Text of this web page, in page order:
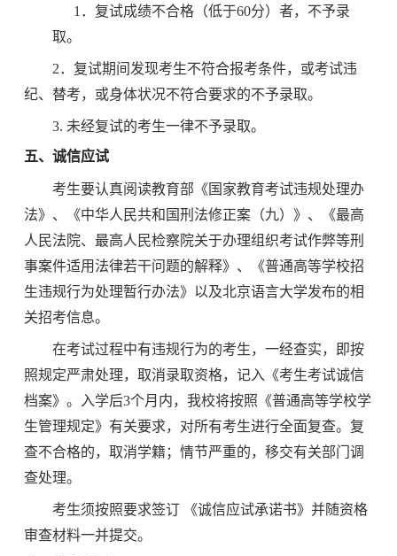
1． 复试成绩不合格（低于60分）者，不予录
取。
2． 复试期间发现考生不符合报考条件，或考试违
纪、替考，或身体状况不符合要求的不予录取。
3. 未经复试的考生一律不予录取。
五、诚信应试
考生要认真阅读教育部《国家教育考试违规处理办
法》、《中华人民共和国刑法修正案（九）》、《最高
人民法院、最高人民检察院关于办理组织考试作弊等刑
事案件适用法律若干问题的解释》、《普通高等学校招
生违规行为处理暂行办法》以及北京语言大学发布的相
关招考信息。
在考试过程中有违规行为的考生，一经查实，即按
照规定严肃处理，取消录取资格，记入《考生考试诚信
档案》。入学后3个月内，我校将按照《普通高等学校学
生管理规定》有关要求，对所有考生进行全面复查。复
查不合格的，取消学籍；情节严重的，移交有关部门调
查处理。
考生须按照要求签订
《诚信应试承诺书》并随资格
审查材料一并提交。